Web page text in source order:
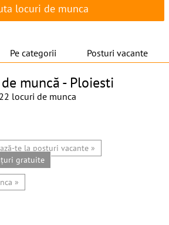
Pe categorii Posturi vacante
muncă - Ploiesti
22 locuri de munca
te la posturi vacante »
gratuite
»